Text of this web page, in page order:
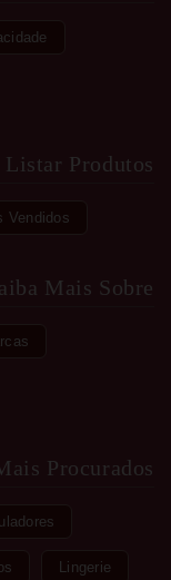
Listar Produtos
Vendidos
Mais Sobre
Procurados
Lingerie